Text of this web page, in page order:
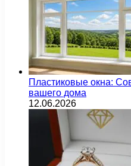
Пластиковые окна:
вашего дома
12.06.2026